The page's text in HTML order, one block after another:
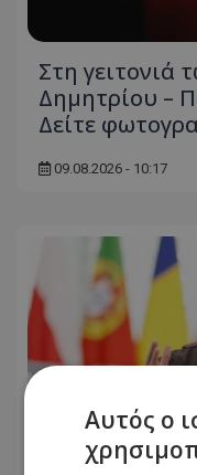
Στη γειτονιά
Δημητρίου –
Δείτε
09.08.2026 - 10:17
Αυτός ο